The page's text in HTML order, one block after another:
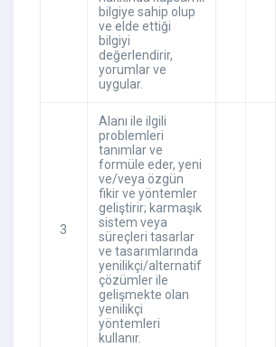
bilgiye sahip olup
ve elde ettiği
bilgiyi
değerlendirir,
yorumlar ve
uygular.
3
Alanı ile ilgili
problemleri
tanımlar ve
formüle eder, yeni
ve/veya özgün
fikir ve yöntemler
geliştirir; karmaşık
sistem veya
süreçleri tasarlar
ve tasarımlarında
yenilikçi/alternatif
çözümler ile
gelişmekte olan
yenilikçi
yöntemleri
kullanır.